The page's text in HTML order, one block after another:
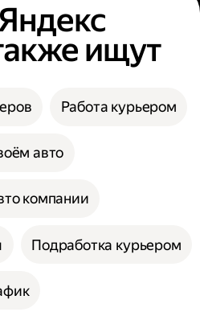
ищут
Работа курьером
авто
компании
Подработка курьером